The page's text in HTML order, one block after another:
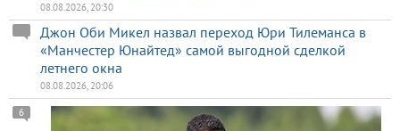
08.08.2026, 20:30
Джон Оби Микел назвал переход Юри Тилеманса в
«Манчестер Юнайтед» самой выгодной сделкой
летнего окна
08.08.2026, 20:06
6